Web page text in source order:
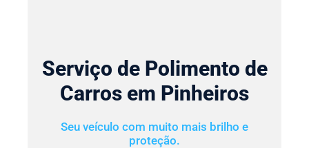
Serviço de Polimento de
Carros em Pinheiros
Seu veículo com muito mais brilho e
proteção.